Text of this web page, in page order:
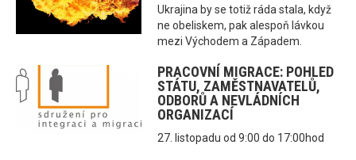
Ukrajina by se totiž ráda stala, když
ne obeliskem, pak alespoň lávkou
mezi Východem a Západem.
PRACOVNÍ MIGRACE: POHLED
STÁTU, ZAMĚSTNAVATELŮ,
ODBORŮ A NEVLÁDNÍCH
ORGANIZACÍ
27. listopadu od 9:00 do 17:00hod